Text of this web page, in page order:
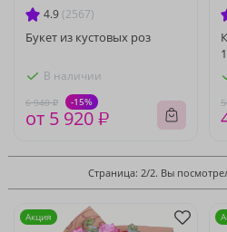
4.9 (2567)
Букет из кустовых роз
В наличии
6 940 ₽ -15%
от 5 920 ₽
Страница: 2/2. Вы
Акция